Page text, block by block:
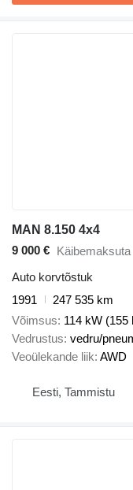
MAN 8.150 4x4
9 000 € Käibemaksuta
Auto korvtõstuk
1991
247 535 km
Võimsus 114 kW (155
Vedrustus vedru/
Veoülekande liik AWD
Eesti, Tammistu